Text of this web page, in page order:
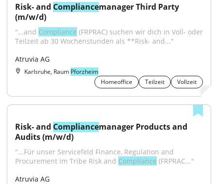
Risk- and Compliancemanager Third Party
(m/w/d)
"...and Compliance (FRPRAC) suchen wir dich in Voll- oder
Teilzeit ab 30 Wochenstunden als **Risk- and..."
Atruvia AG
Karlsruhe, Raum Pforzheim
Homeoffice
Teilzeit Vollzeit
Risk- and Compliancemanager Products and
Audits (m/w/d)
"...Für unser Servicefeld Finance, Regulation and
Procurement im Tribe Risk and Compliance (FRPRAC..."
Atruvia AG